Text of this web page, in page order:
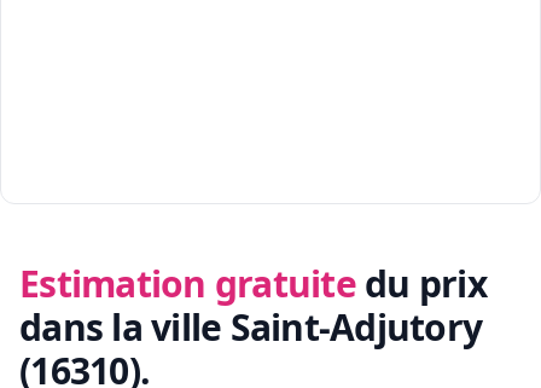
Estimation gratuite du prix
dans la ville Saint-Adjutory
(16310).